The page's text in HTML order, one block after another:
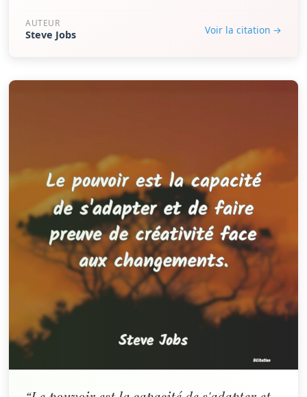
AUTEUR
Steve Jobs Voir la citation →